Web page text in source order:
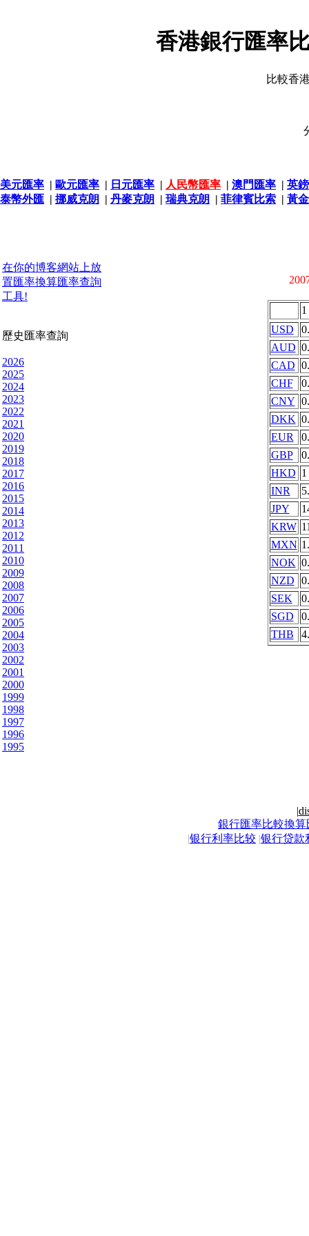
香港銀行匯率
比較香
美元匯率 | 歐元匯率 | 日元匯率 | 人民幣匯率 | 澳門匯率 | 英
泰幣外匯 | 挪威克朗 | 丹麥克朗 | 瑞典克朗 | 菲律賓比索 | 黃
在你的博客網站上放
置匯率換算匯率查詢
工具!
歷史匯率查詢
2026
2025
2024
2023
2022
2021
2020
2019
2018
2017
2016
2015
2014
2013
2012
2011
2010
2009
2008
2007
2006
2005
2004
2003
2002
2001
2000
1999
1998
1997
1996
1995
1
USD
AUD
CAD
CHF
CNY
DKK
EUR
GBP
HKD 1
INR
JPY
KRW
MXN
NOK
NZD
SEK
SGD
THB
|
銀行匯率比較換算
|银行利率比较 |银行贷款